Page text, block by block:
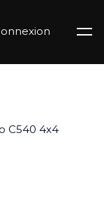
C540 4x4